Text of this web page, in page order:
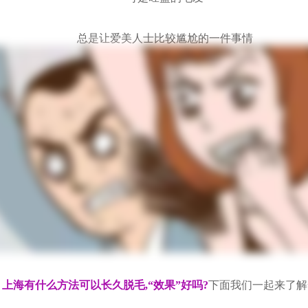
总是让爱美人士比较尴尬的一件事情
海有什么方法可以长久脱毛,“效果”好吗?下面我们一起来了